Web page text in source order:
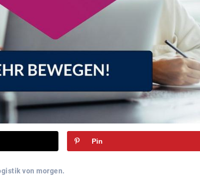
Pin
von morgen.